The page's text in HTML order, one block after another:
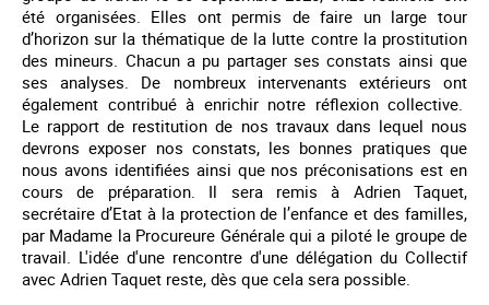
été organisées. Elles ont permis de faire un large tour
d’horizon sur la thématique de la lutte contre la prostitution
des mineurs. Chacun a pu partager ses constats ainsi que
ses analyses. De nombreux intervenants extérieurs ont
également contribué à enrichir notre réflexion collective.
Le rapport de restitution de nos travaux dans lequel nous
devrons exposer nos constats, les bonnes pratiques que
nous avons identifiées ainsi que nos préconisations est en
cours de préparation. Il sera remis à Adrien Taquet,
secrétaire d’Etat à la protection de l’enfance et des familles,
par Madame la Procureure Générale qui a piloté le groupe de
travail. L'idée d'une rencontre d'une délégation du Collectif
avec Adrien Taquet reste, dès que cela sera possible.